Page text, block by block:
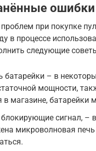
ошибки
при покупке
в процессе
следующие
батарейки – в
мощности,
в магазине, батарейки
сигнал, –
микроволновая